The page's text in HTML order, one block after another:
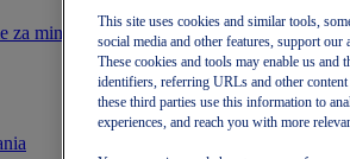
za minimum 140 zł
This site uses cookies and similar tools,
social media and other features, support
These cookies and tools may enable us and
identifiers, referring URLs and other
these third parties use this information to
experiences, and reach you with more